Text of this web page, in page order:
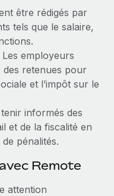
être rédigés par
tels que le salaire,
Les employeurs
des retenues pour
et l’impôt sur le
informés des
et de la fiscalité en
pénalités.
Remote
attention